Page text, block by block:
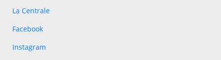
La Centrale
Facebook
Instagram